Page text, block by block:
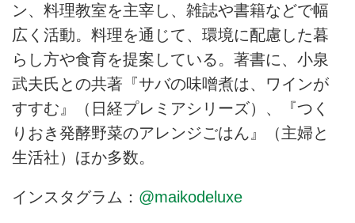
ン、料理教室を主宰し、雑誌や書籍などで幅
広く活動。料理を通じて、環境に配慮した暮
らし方や食育を提案している。著書に、小泉
武夫氏との共著『サバの味噌煮は、ワインが
すすむ』（日経プレミアシリーズ）、『つく
りおき発酵野菜のアレンジごはん』（主婦と
生活社）ほか多数。
インスタグラム： @maikodeluxe